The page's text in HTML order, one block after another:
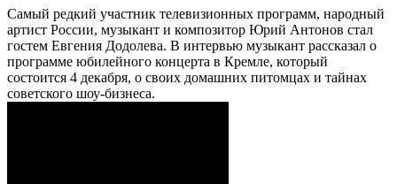
Самый редкий участник телевизионных программ, народный
артист России, музыкант и композитор Юрий Антонов стал
гостем Евгения Додолева. В интервью музыкант рассказал о
программе юбилейного концерта в Кремле, который
состоится 4 декабря, о своих домашних питомцах и тайнах
советского шоу-бизнеса.